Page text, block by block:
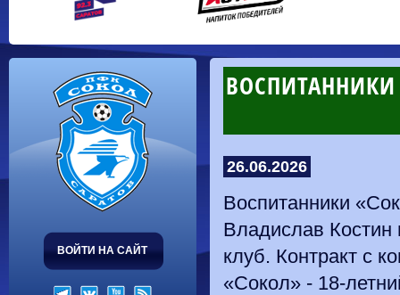
ВОЙТИ НА САЙТ
26.06.2026
Воспитанники
Владислав
клуб. Контракт с
«Сокол» - 18-